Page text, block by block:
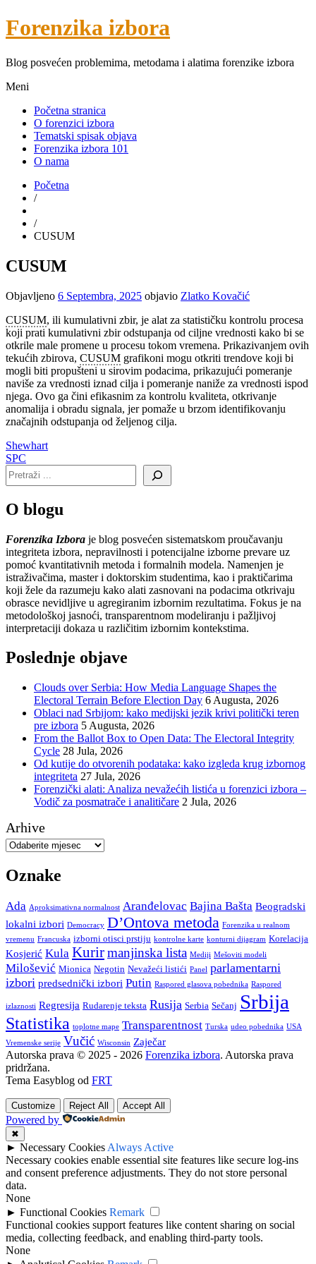
Forenzika izbora
Blog posvećen problemima, metodama i alatima forenzike izbora
Meni
Početna stranica
O forenzici izbora
Tematski spisak objava
Forenzika izbora 101
O nama
Početna
/
/
CUSUM
CUSUM
Objavljeno 6 Septembra, 2025 objavio Zlatko Kovačić
CUSUM, ili kumulativni zbir, je alat za statističku kontrolu procesa
koji prati kumulativni zbir odstupanja od ciljne vrednosti kako bi se
otkrile male promene u procesu tokom vremena. Prikazivanjem ovih
tekućih zbirova, CUSUM grafikoni mogu otkriti trendove koji bi
mogli biti propušteni u sirovim podacima, prikazujući pomeranje
naviše za vrednosti iznad cilja i pomeranje naniže za vrednosti ispod
njega. Ovo ga čini efikasnim za kontrolu kvaliteta, otkrivanje
anomalija i obradu signala, jer pomaže u brzom identifikovanju
značajnih odstupanja od željenog cilja.
Navigacija
članaka
Shewhart
SPC
O blogu
Forenzika Izbora je blog posvećen sistematskom proučavanju
integriteta izbora, nepravilnosti i potencijalne izborne prevare uz
pomoć kvantitativnih metoda i formalnih modela. Namenjen je
istraživačima, master i doktorskim studentima, kao i praktičarima
koji žele da razumeju kako alati zasnovani na podacima otkrivaju
obrasce nevidljive u agregiranim izbornim rezultatima. Fokus je na
metodološkoj jasnoći, transparentnom modeliranju i pažljivoj
interpretaciji dokaza u različitim izbornim kontekstima.
Poslednje objave
Clouds over Serbia: How Media Language Shapes the
Electoral Terrain Before Election Day 6 Augusta, 2026
Oblaci nad Srbijom: kako medijski jezik krivi politički teren
pre izbora 5 Augusta, 2026
From the Ballot Box to Open Data: The Electoral Integrity
Cycle 28 Jula, 2026
Od kutije do otvorenih podataka: kako izgleda krug izbornog
integriteta 27 Jula, 2026
Forenzički alati: Analiza nevažećih listića u forenzici izbora –
Vodič za posmatrače i analitičare 2 Jula, 2026
Arhive
Oznake
Ada Aproksimativna normalnost Aranđelovac Bajina Bašta Beogradski
lokalni izbori Democracy D’Ontova metoda Forenzika u realnom
vremenu Francuska izborni otisci prstiju kontrolne karte konturni dijagram Korelacija
Kosjerić Kula Kurirmanjinska lista Mediji Mešoviti modeli
Milošević Mionica Negotin Nevažeći listići Panel parlamentarni
izbori predsednički izbori Putin Raspored glasova pobednika Raspored
izlaznosti Regresija Rudarenje teksta Rusija Serbia Sečanj Srbija
Statistika toplotne mape Transparentnost Turska udeo pobednika USA
Vremenske serije Vučić Wisconsin Zaječar
Autorska prava © 2025 - 2026 Forenzika izbora. Autorska prava
pridržana.
Tema Easyblog od FRT
Customize Reject All Accept All
Powered by
✖
► Necessary Cookies Always Active
Necessary cookies enable essential site features like secure log-ins
and consent preference adjustments. They do not store personal
data.
None
► Functional Cookies Remark
Functional cookies support features like content sharing on social
media, collecting feedback, and enabling third-party tools.
None